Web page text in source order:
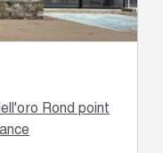
Rond point